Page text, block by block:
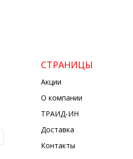
СТРАНИЦЫ
Акции
О компании
ТРАИД-ИН
Доставка
Контакты